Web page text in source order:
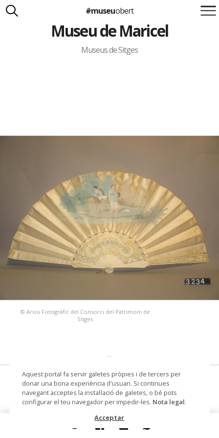
Suma't a la iniciativa
Carlota Royo
Francesca Barcellona
#museuobert
Museu de Maricel
Museus de Sitges
© Arxiu Fotogràfic del Consorci del Patrimoni de
Sitges
ventall
Datació últim quart segle XIX - primer
quart segle XX
Aquest portal fa servir galetes pròpies i de tercers per
donar una bona experiència d'usuari. Si continues
navegant acceptes la instal·lació de galetes, o bé pots
configurar el teu navegador per impedir-les. Nota legal.
Acceptar